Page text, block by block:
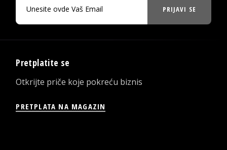
PRIJAVI SE
Pretplatite se
Otkrijte priče koje pokreću biznis
PRETPLATA NA MAGAZIN